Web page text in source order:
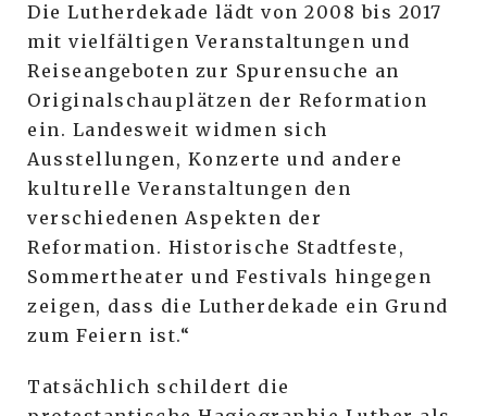
Die Lutherdekade lädt von 2008 bis 2017
mit vielfältigen Veranstaltungen und
Reiseangeboten zur Spurensuche an
Originalschauplätzen der Reformation
ein. Landesweit widmen sich
Ausstellungen, Konzerte und andere
kulturelle Veranstaltungen den
verschiedenen Aspekten der
Reformation. Historische Stadtfeste,
Sommertheater und Festivals hingegen
zeigen, dass die Lutherdekade ein Grund
zum Feiern ist.“
Tatsächlich schildert die